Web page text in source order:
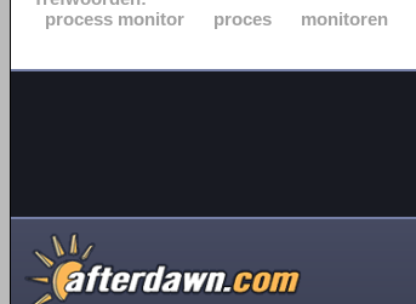
process monitor
proces monitoren